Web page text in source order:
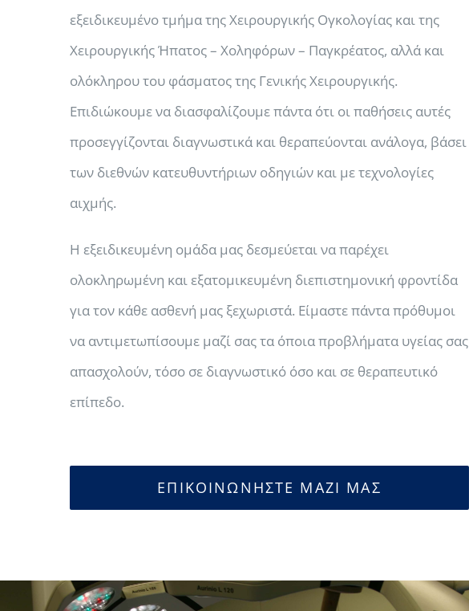
εξειδικευμένο τμήμα της Χειρουργικής Ογκολογίας και της
Χειρουργικής Ήπατος – Χοληφόρων – Παγκρέατος, αλλά και
ολόκληρου του φάσματος της Γενικής Χειρουργικής.
Επιδιώκουμε να διασφαλίζουμε πάντα ότι οι παθήσεις αυτές
προσεγγίζονται διαγνωστικά και θεραπεύονται ανάλογα, βάσει
των διεθνών κατευθυντήριων οδηγιών και με τεχνολογίες
αιχμής.
Η εξειδικευμένη ομάδα μας δεσμεύεται να παρέχει
ολοκληρωμένη και εξατομικευμένη διεπιστημονική φροντίδα
για τον κάθε ασθενή μας ξεχωριστά. Είμαστε πάντα πρόθυμοι
να αντιμετωπίσουμε μαζί σας τα όποια προβλήματα υγείας σας
απασχολούν, τόσο σε διαγνωστικό όσο και σε θεραπευτικό
επίπεδο.
ΕΠΙΚΟΙΝΩΝΗΣΤΕ ΜΑΖΙ ΜΑΣ